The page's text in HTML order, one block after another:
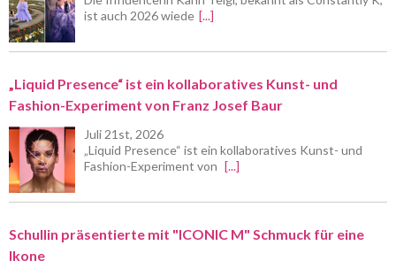
ist auch 2026 wiede [...]
„Liquid Presence“ ist ein kollaboratives Kunst- und
Fashion-Experiment von Franz Josef Baur
Juli 21st, 2026
„Liquid Presence“ ist ein kollaboratives Kunst- und
Fashion-Experiment von
[...]
Schullin präsentierte mit "ICONIC M" Schmuck für eine
Ikone